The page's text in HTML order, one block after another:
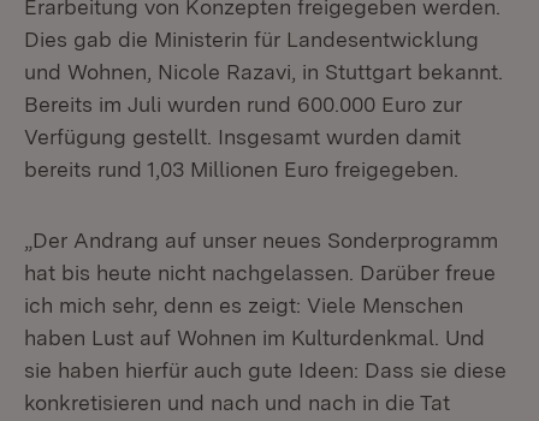
Erarbeitung von Konzepten freigegeben werden.
Dies gab die Ministerin für Landesentwicklung
und Wohnen, Nicole Razavi, in Stuttgart bekannt.
Bereits im Juli wurden rund 600.000 Euro zur
Verfügung gestellt. Insgesamt wurden damit
bereits rund 1,03 Millionen Euro freigegeben.
„Der Andrang auf unser neues Sonderprogramm
hat bis heute nicht nachgelassen. Darüber freue
ich mich sehr, denn es zeigt: Viele Menschen
haben Lust auf Wohnen im Kulturdenkmal. Und
sie haben hierfür auch gute Ideen: Dass sie diese
konkretisieren und nach und nach in die Tat